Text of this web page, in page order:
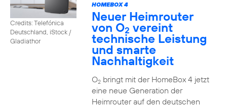
Credits: Telefónica
Deutschland, iStock /
Gladiathor
HOMEBOX 4
Neuer Heimrouter
von O2 vereint
technische Leistung
und smarte
Nachhaltigkeit
O2bringt mit der HomeBox 4 jetzt
eine neue Generation der
Heimrouter auf den deutschen